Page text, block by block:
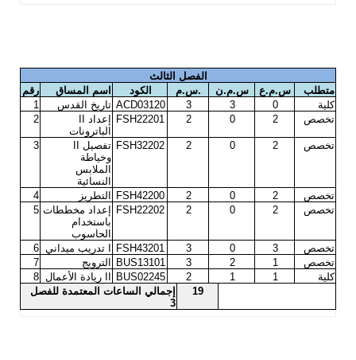
الفصل الثالث
متطلب
س.م.ع س.م.ن س.م. الكود اسم المساق
رقم
كلية
0
3
3
ACD03120 تاريخ القدس
1
تخصص
2
0
2
FSH22201
إعداد
الباترونات
2
تخصص 2
0
2
FSH32202 تفصيل
وخياطة
الملابس
النسائية
3
تخصص 2
0
2
FSH42200 التطريز
4
تخصص
2
0
2
FSH22202
إعداد مخططات
باستخدام
الحاسوب
5
تخصص 3
0
3
FSH43201 تدريب ميداني 6
تخصص
1
2
3
BUS13101 الترويج
7
كلية
1
1
2
BUS02245 ريادة الأعمال 8
19
إجمالي الساعات المعتمدة للفصل
3